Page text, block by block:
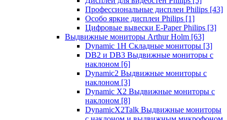
Профессиональные дисплеи Philips [43]
Особо яркие дисплеи Philips [1]
Цифровые вывески E-Paper Philips [3]
Выдвижные мониторы Arthur Holm [63]
Dynamic 1Н Складные мониторы [3]
DB2 и DB3 Выдвижные мониторы с
наклоном [6]
Dynamic2 Выдвижные мониторы с
наклоном [3]
Dynamic X2 Выдвижные мониторы с
наклоном [8]
DynamicX2Talk Выдвижные мониторы